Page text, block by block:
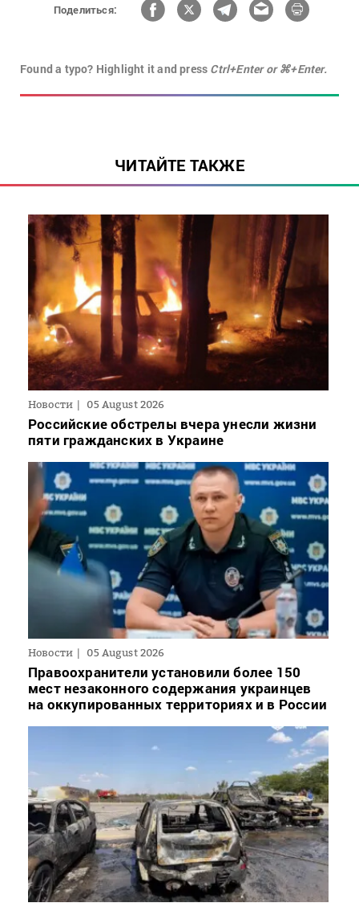
Поделиться:
Found a typo? Highlight it and press Ctrl+Enter or ⌘+Enter.
ЧИТАЙТЕ ТАКЖЕ
Новости 05 August 2026
Российские обстрелы вчера унесли жизни
пяти гражданских в Украине
Новости 05 August 2026
Правоохранители установили более 150
мест незаконного содержания украинцев
на оккупированных территориях и в России